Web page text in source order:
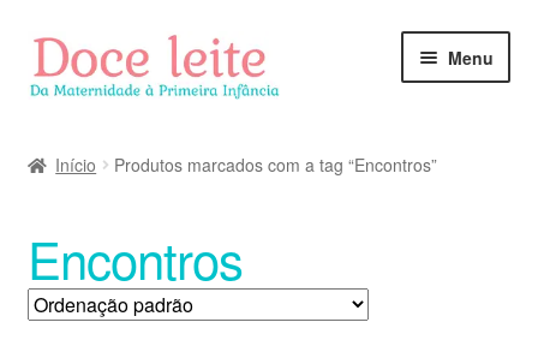
Pular
para
navegação
Pular
para
o
Menu
Início Produtos marcados com a tag “Encontros”
Encontros